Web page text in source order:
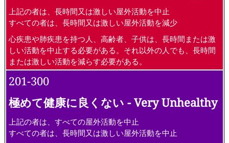
上記の者は、長時間又は激しい屋外活動を中止
すべての者は、長時間又は激しい屋外活動を減少
心疾患や肺疾患を持つ人、高齢者、子供は、長時間または激
しい活動を中止する必要がある。それ以外の人でも、長時間
または激しい活動を減らす必要がある。
201-300
極めて健康に良くない - Very Unhealthy
上記の者は、すべての屋外活動を中止
すべての者は、長時間又は激しい屋外活動を中止